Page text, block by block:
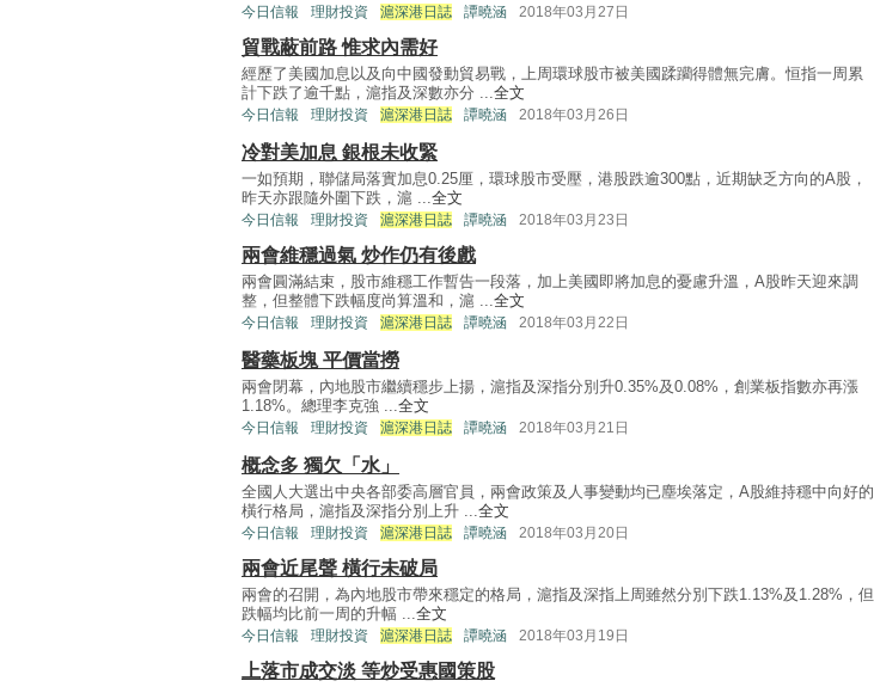
今日信報 理財投資 滬深港日誌 譚曉涵 2018年03月27日
貿戰蔽前路 惟求內需好
經歷了美國加息以及向中國發動貿易戰，上周環球股市被美國蹂躪得體無完膚。恒指一周累
計下跌了逾千點，滬指及深數亦分 ... 全文
今日信報 理財投資 滬深港日誌 譚曉涵 2018年03月26日
冷對美加息 銀根未收緊
一如預期，聯儲局落實加息0.25厘，環球股市受壓，港股跌逾300點，近期缺乏方向的A股，
昨天亦跟隨外圍下跌，滬 ... 全文
今日信報 理財投資 滬深港日誌 譚曉涵 2018年03月23日
兩會維穩過氣 炒作仍有後戲
兩會圓滿結束，股市維穩工作暫告一段落，加上美國即將加息的憂慮升溫，A股昨天迎來調
整，但整體下跌幅度尚算溫和，滬 ... 全文
今日信報 理財投資 滬深港日誌 譚曉涵 2018年03月22日
醫藥板塊 平價當撈
兩會閉幕，內地股市繼續穩步上揚，滬指及深指分別升0.35%及0.08%，創業板指數亦再漲
1.18%。總理李克強 ... 全文
今日信報 理財投資 滬深港日誌 譚曉涵 2018年03月21日
概念多 獨欠「水」
全國人大選出中央各部委高層官員，兩會政策及人事變動均已塵埃落定，A股維持穩中向好的
橫行格局，滬指及深指分別上升 ...全文
今日信報 理財投資 滬深港日誌 譚曉涵 2018年03月20日
兩會近尾聲 橫行未破局
兩會的召開，為內地股市帶來穩定的格局，滬指及深指上周雖然分別下跌1.13%及1.28%，但
跌幅均比前一周的升幅 ...全文
今日信報 理財投資 滬深港日誌 譚曉涵 2018年03月19日
上落市成交淡 等炒受惠國策股